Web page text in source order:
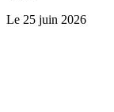
Le 25 juin 2026